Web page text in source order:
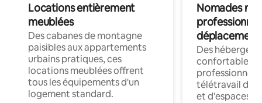
Locations entièrement
meublées
Des cabanes de montagne
paisibles aux appartements
urbains pratiques, ces
locations meublées offrent
tous les équipements d'un
logement standard.
Nomades
déplacement
Des
confortables
professionnels
télétravail
et d'espaces